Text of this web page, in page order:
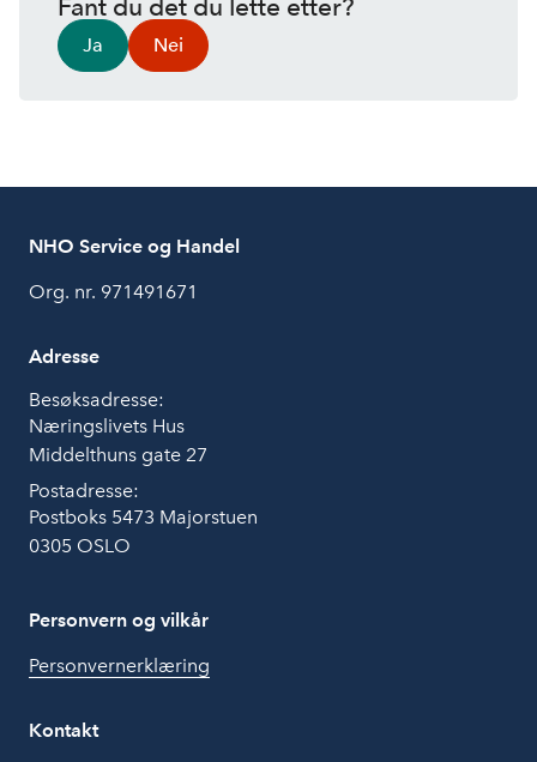
Fant du det du lette etter?
Ja Nei
NHO Service og Handel
Org. nr. 971491671
Adresse
Besøksadresse:
Næringslivets Hus
Middelthuns gate 27
Postadresse:
Postboks 5473 Majorstuen
0305 OSLO
Personvern og vilkår
Personvernerklæring
Kontakt